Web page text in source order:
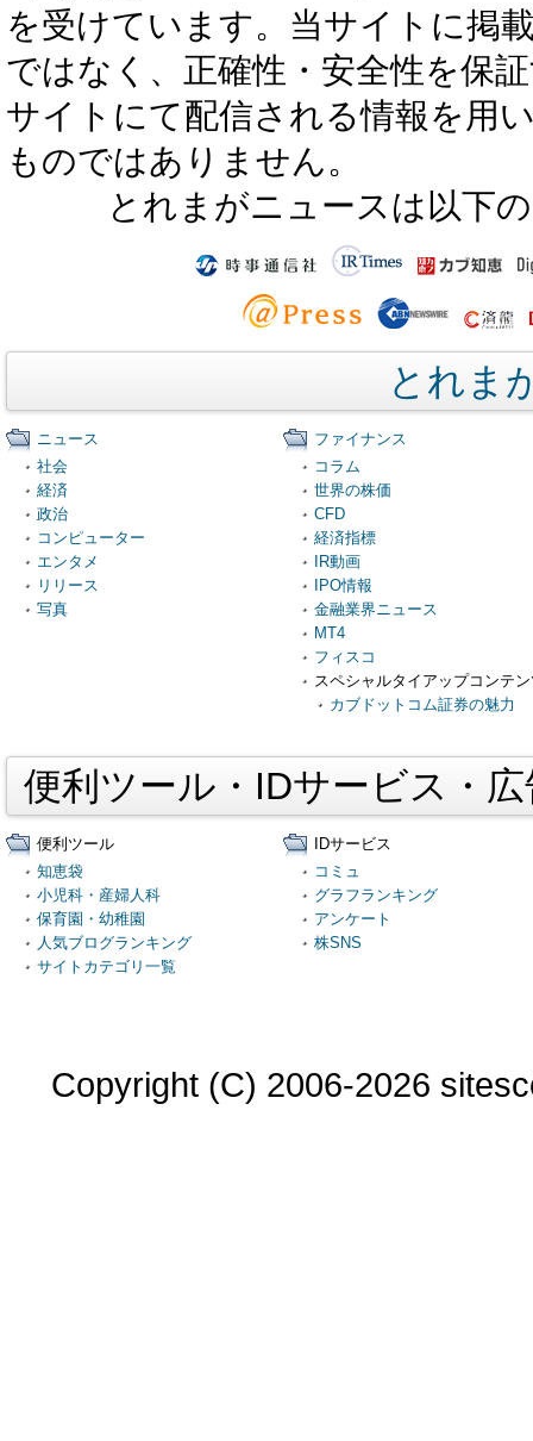
を受けています。当サイトに掲
ではなく、正確性・安全性を保
サイトにて配信される情報を用
ものではありません。
とれまがニュースは以下
とれま
ニュース
社会
経済
政治
コンピューター
エンタメ
リリース
写真
ファイナンス
コラム
世界の株価
CFD
経済指標
IR動画
IPO情報
金融業界ニュース
MT4
フィスコ
スペシャルタイアップコンテ
カブドットコム証券の魅力
便利ツール・IDサービス・
便利ツール
知恵袋
小児科・産婦人科
保育園・幼稚園
人気ブログランキング
サイトカテゴリ一覧
IDサービス
コミュ
グラフランキング
アンケート
株SNS
Copyright (C) 2006-2026